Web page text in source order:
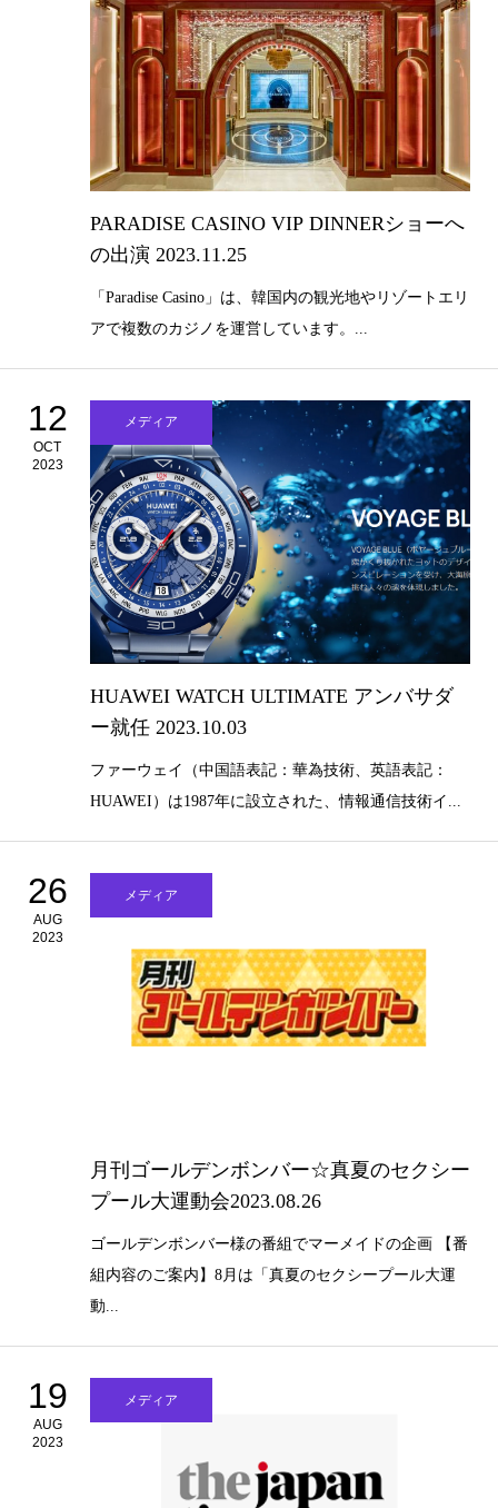
PARADISE CASINO VIP DINNERショーへ
の出演 2023.11.25
「Paradise Casino」は、韓国内の観光地やリゾートエリ
アで複数のカジノを運営しています。...
12
OCT
2023
メディア
HUAWEI WATCH ULTIMATE アンバサダ
ー就任 2023.10.03
ファーウェイ（中国語表記：華為技術、英語表記：
HUAWEI）は1987年に設立された、情報通信技術イ...
26
AUG
2023
メディア
月刊ゴールデンボンバー☆真夏のセクシー
プール大運動会2023.08.26
ゴールデンボンバー様の番組でマーメイドの企画 【番
組内容のご案内】8月は「真夏のセクシープール大運
動...
19
AUG
2023
メディア